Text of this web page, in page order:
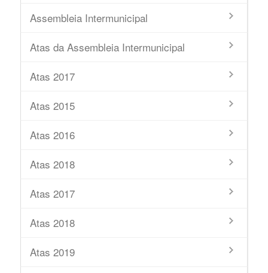
Assembleia Intermunicipal
Atas da Assembleia Intermunicipal
Atas 2017
Atas 2015
Atas 2016
Atas 2018
Atas 2017
Atas 2018
Atas 2019